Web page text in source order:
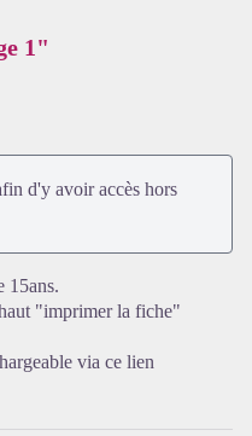
l'image en plein écran
1"
d'y avoir accès hors
15ans.
"imprimer la fiche"
via ce lien